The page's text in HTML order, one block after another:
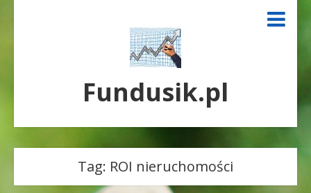
Fundusik.pl
Tag: ROI nieruchomości